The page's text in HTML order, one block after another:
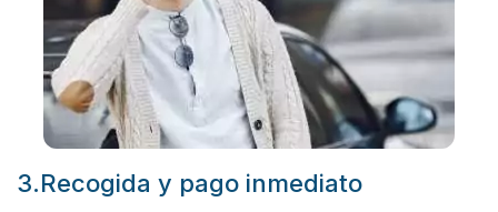
3.Recogida y pago inmediato